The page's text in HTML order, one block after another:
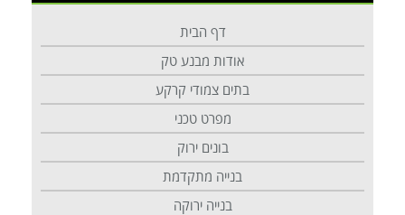
דף הבית
אודות מבנע טק
בתים צמודי קרקע
מפרט טכני
בונים ירוק
בנייה מתקדמת
בנייה ירוקה